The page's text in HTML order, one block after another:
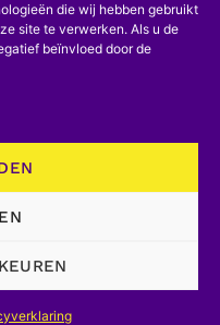
die wij hebben gebruikt
site te verwerken. Als u de
beïnvloed door de